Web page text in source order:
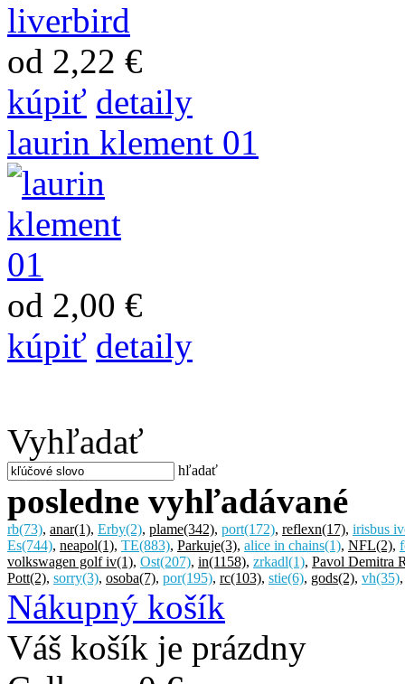
od 2,22 €
kúpiť detaily
laurin klement 01
od 2,00 €
kúpiť detaily
Vyhľadať
hľadať
posledne vyhľadávané
rb(73), anar(1), Erby(2), plame(342), port(172), reflexn(17), irisbus
Es(744), neapol(1), TE(883), Parkuje(3), alice in chains(1), NFL(2),
volkswagen golf iv(1), Ost(207), in(1158), zrkadl(1), Pavol Demitra
Pott(2), sorry(3), osoba(7), por(195), rc(103), stie(6), gods(2), vh(35)
Nákupný košík
Váš košík je prázdny